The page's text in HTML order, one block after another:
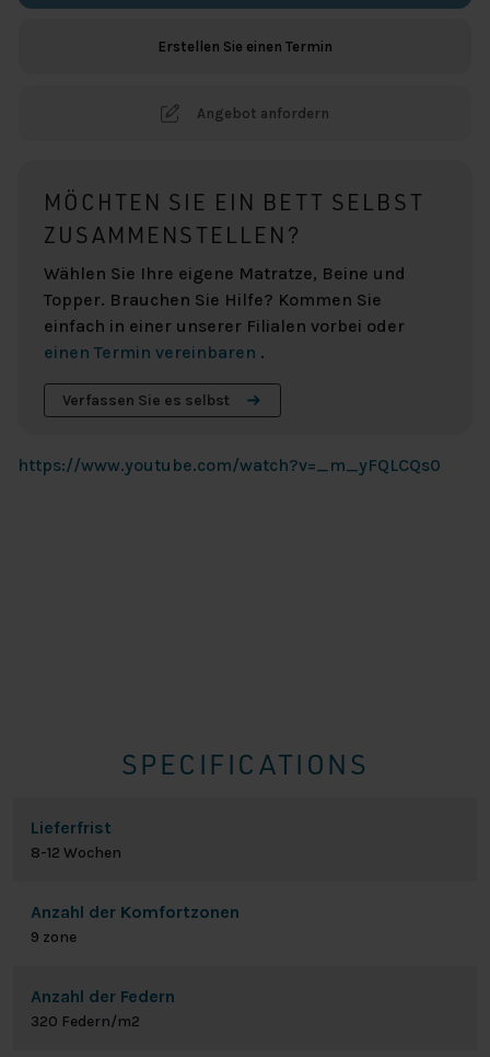
Erstellen Sie einen Termin
Angebot anfordern
MÖCHTEN SIE EIN BETT SELBST
ZUSAMMENSTELLEN?
Wählen Sie Ihre eigene Matratze, Beine und
Topper. Brauchen Sie Hilfe? Kommen Sie
einfach in einer unserer Filialen vorbei oder
einen Termin vereinbaren .
Verfassen Sie es selbst
https://www.youtube.com/watch?v=_m_yFQLCQs0
SPECIFICATIONS
Lieferfrist
8-12 Wochen
Anzahl der Komfortzonen
9 zone
Anzahl der Federn
320 Federn/m2